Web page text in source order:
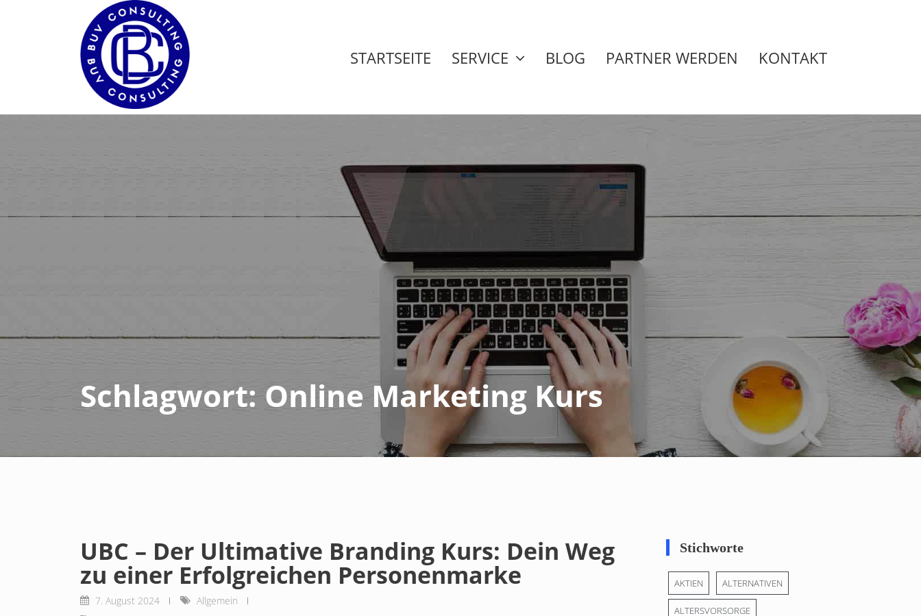
STARTSEITE SERVICE BLOG PARTNER WERDEN KONTAKT
Schlagwort:Online Marketing Kurs
UBC – Der Ultimative Branding Kurs: Dein Weg
zu einer Erfolgreichen Personenmarke
7. August 2024
Allgemein
Stichworte
AKTIEN ALTERNATIVEN
ALTERSVORSORGE